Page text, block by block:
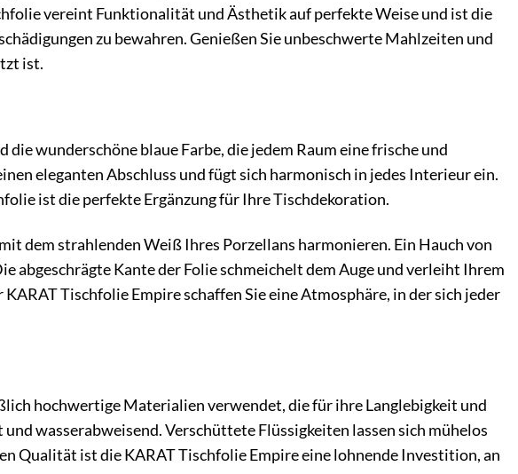
vereint Funktionalität und Ästhetik auf perfekte Weise und ist die
zu bewahren. Genießen Sie unbeschwerte Mahlzeiten und
ist.
wunderschöne blaue Farbe, die jedem Raum eine frische und
eleganten Abschluss und fügt sich harmonisch in jedes Interieur ein.
ist die perfekte Ergänzung für Ihre Tischdekoration.
dem strahlenden Weiß Ihres Porzellans harmonieren. Ein Hauch von
abgeschrägte Kante der Folie schmeichelt dem Auge und verleiht Ihrem
Tischfolie Empire schaffen Sie eine Atmosphäre, in der sich jeder
hochwertige Materialien verwendet, die für ihre Langlebigkeit und
wasserabweisend. Verschüttete Flüssigkeiten lassen sich mühelos
Qualität ist die KARAT Tischfolie Empire eine lohnende Investition, an